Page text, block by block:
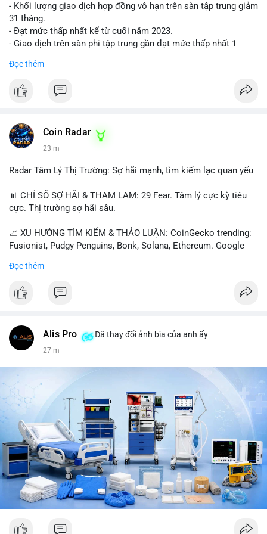
- Khối lượng giao dịch hợp đồng vô hạn trên sàn tập trung giảm
31 tháng.
- Đạt mức thấp nhất kể từ cuối năm 2023.
- Giao dịch trên sàn phi tập trung gần đạt mức thấp nhất 1
#vlikevn #titanbot
Đọc thêm
Coin Radar
23 m
Radar Tâm Lý Thị Trường: Sợ hãi mạnh, tìm kiếm lạc quan yếu
📊 CHỈ SỐ SỢ HÃI & THAM LAM: 29 Fear. Tâm lý cực kỳ tiêu
cực. Thị trường sợ hãi sâu.
📈 XU HƯỚNG TÌM KIẾM & THẢO LUẬN: CoinGecko trending:
Fusionist, Pudgy Penguins, Bonk, Solana, Ethereum. Google
tiêu, vũ khí hạt nhân, đội tuyển Brasil, cúp U20 Châu Á.
UFC 310, Premier League, Champions League, NCAA Football,
MrBeast, Google. Binance Square: nhiều post về lệnh long, lợi
nhuận, $HFT/$SKYAI, $RIVER, $WLD, $ALLO, Top trader 30
💬 DÒNG CHẢY TIN TỨC & TRUYỀN THÔNG: Telegram
CoinTelegraph: Saylor nói Bitcoin không cần rõ ràng, Mỹ cần
rõ ràng; CEX futures volume giảm xuống $4 tỷ trong tháng 7,
thấp nhất từ tháng 12/2023; Prophet Market ra mắt thị trường
dự đoán human vs AI; Trump nói crypto làเรื่อง lớn, người dùng
Bitcoin giảm áp lực cho đồng đô la; Thượng viện Mỹ đẩy lại bỏ
Clarity Act đến tháng 9. Telegram Binance: hỗ trợ trả os cổ tức
AAPL, IBM qua bStocks; MMT Trading Tournament lên tới 2
triệu voucher; Power Protocol Trading Competition; mở rộng
campagna airdrop USD1 đến 07/08/2026; hoàn thành tích hợp
MMT trên BNB Smart Chain. Tin tức gần đây: sau tang lễ
Đọc thêm
Alis Pro Đã thay đổi ảnh bìa của anh ấy
27 m